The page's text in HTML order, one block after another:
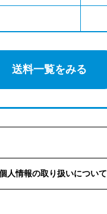
送料一覧をみる
人情報の取り扱いについて